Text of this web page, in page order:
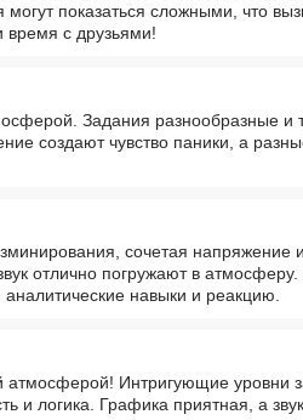
могут показаться сложными, что
время с друзьями!
Задания разнообразные и
создают чувство паники, а
сочетая напряжение
отлично погружают в
навыки и реакцию.
атмосферой! Интригующие уровни
и логика. Графика приятная, а